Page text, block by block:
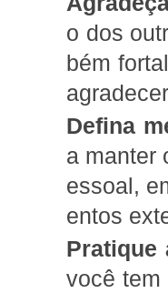
o dos
bém
Defina
a manter
essoal,
entos
Pratique
você tem